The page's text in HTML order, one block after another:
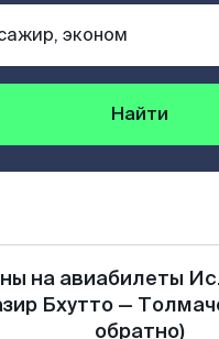
Найти
на авиабилеты
Бхутто —
обратно)